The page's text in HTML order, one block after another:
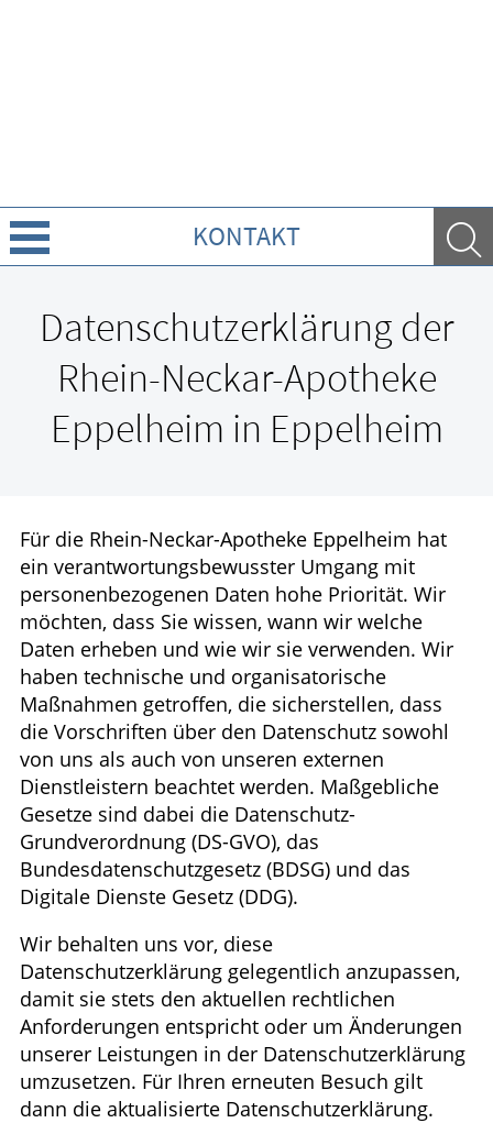
KONTAKT
Ratgeber
HOMÖOPATHIE
GESUND IM ALTER
Datenschutzerklärung der
Rhein-Neckar-Apotheke
Eppelheim in Eppelheim
Für die Rhein-Neckar-Apotheke Eppelheim hat
ein verantwortungsbewusster Umgang mit
personenbezogenen Daten hohe Priorität. Wir
möchten, dass Sie wissen, wann wir welche
Daten erheben und wie wir sie verwenden. Wir
haben technische und organisatorische
Maßnahmen getroffen, die sicherstellen, dass
die Vorschriften über den Datenschutz sowohl
von uns als auch von unseren externen
Dienstleistern beachtet werden. Maßgebliche
Gesetze sind dabei die Datenschutz-
Grundverordnung (DS-GVO), das
Bundesdatenschutzgesetz (BDSG) und das
Digitale Dienste Gesetz (DDG).
Wir behalten uns vor, diese
Datenschutzerklärung gelegentlich anzupassen,
damit sie stets den aktuellen rechtlichen
Anforderungen entspricht oder um Änderungen
unserer Leistungen in der Datenschutzerklärung
umzusetzen. Für Ihren erneuten Besuch gilt
dann die aktualisierte Datenschutzerklärung.